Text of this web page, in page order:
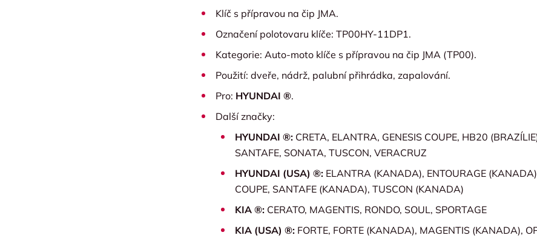
Klíč s přípravou na čip JMA.
Označení polotovaru klíče: TP00HY-11DP1.
Kategorie: Auto-moto klíče s přípravou na čip JMA (TP00).
Použití: dveře, nádrž, palubní přihrádka, zapalování.
Pro: HYUNDAI ®.
Další značky:
HYUNDAI ®: CRETA, ELANTRA, GENESIS COUPE, HB20
SANTAFE, SONATA, TUSCON, VERACRUZ
HYUNDAI (USA) ®: ELANTRA (KANADA), ENTOURAGE
COUPE, SANTAFE (KANADA), TUSCON (KANADA)
KIA ®: CERATO, MAGENTIS, RONDO, SOUL, SPORTAGE
KIA (USA) ®: FORTE, FORTE (KANADA), MAGENTIS (KANADA),